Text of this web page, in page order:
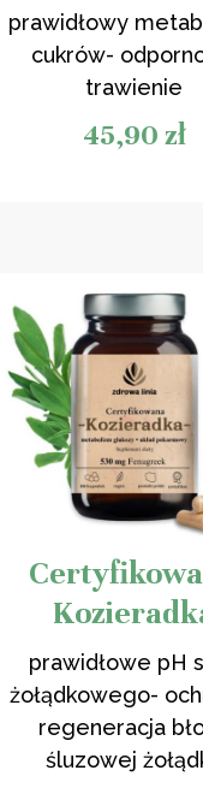
prawidłowy
cukrów-
trawienie
45,90 zł
prawidłowe pH
żołądkowego-
regeneracja
śluzowej